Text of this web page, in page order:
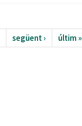
següent › últim »